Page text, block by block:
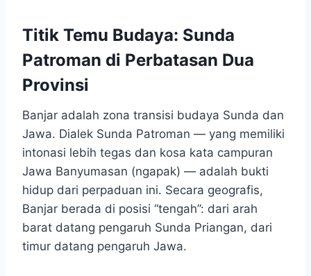
Titik Temu Budaya: Sunda
Patroman di Perbatasan Dua
Provinsi
Banjar adalah zona transisi budaya Sunda dan
Jawa. Dialek Sunda Patroman — yang memiliki
intonasi lebih tegas dan kosa kata campuran
Jawa Banyumasan (ngapak) — adalah bukti
hidup dari perpaduan ini. Secara geografis,
Banjar berada di posisi “tengah”: dari arah
barat datang pengaruh Sunda Priangan, dari
timur datang pengaruh Jawa.